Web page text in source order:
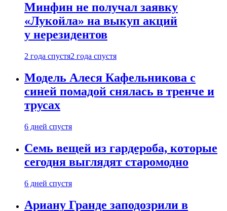
Минфин не получал заявку
«Лукойла» на выкуп акций
у нерезидентов
2 года спустя2 года спустя
Модель Алеся Кафельникова с
синей помадой снялась в тренче и
трусах
6 дней спустя
Семь вещей из гардероба, которые
сегодня выглядят старомодно
6 дней спустя
Ариану Гранде заподозрили в